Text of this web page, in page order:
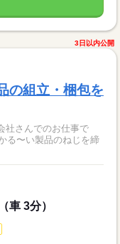
3日以内公開
の組立・梱包を
社さんでのお仕事で
車 3分）